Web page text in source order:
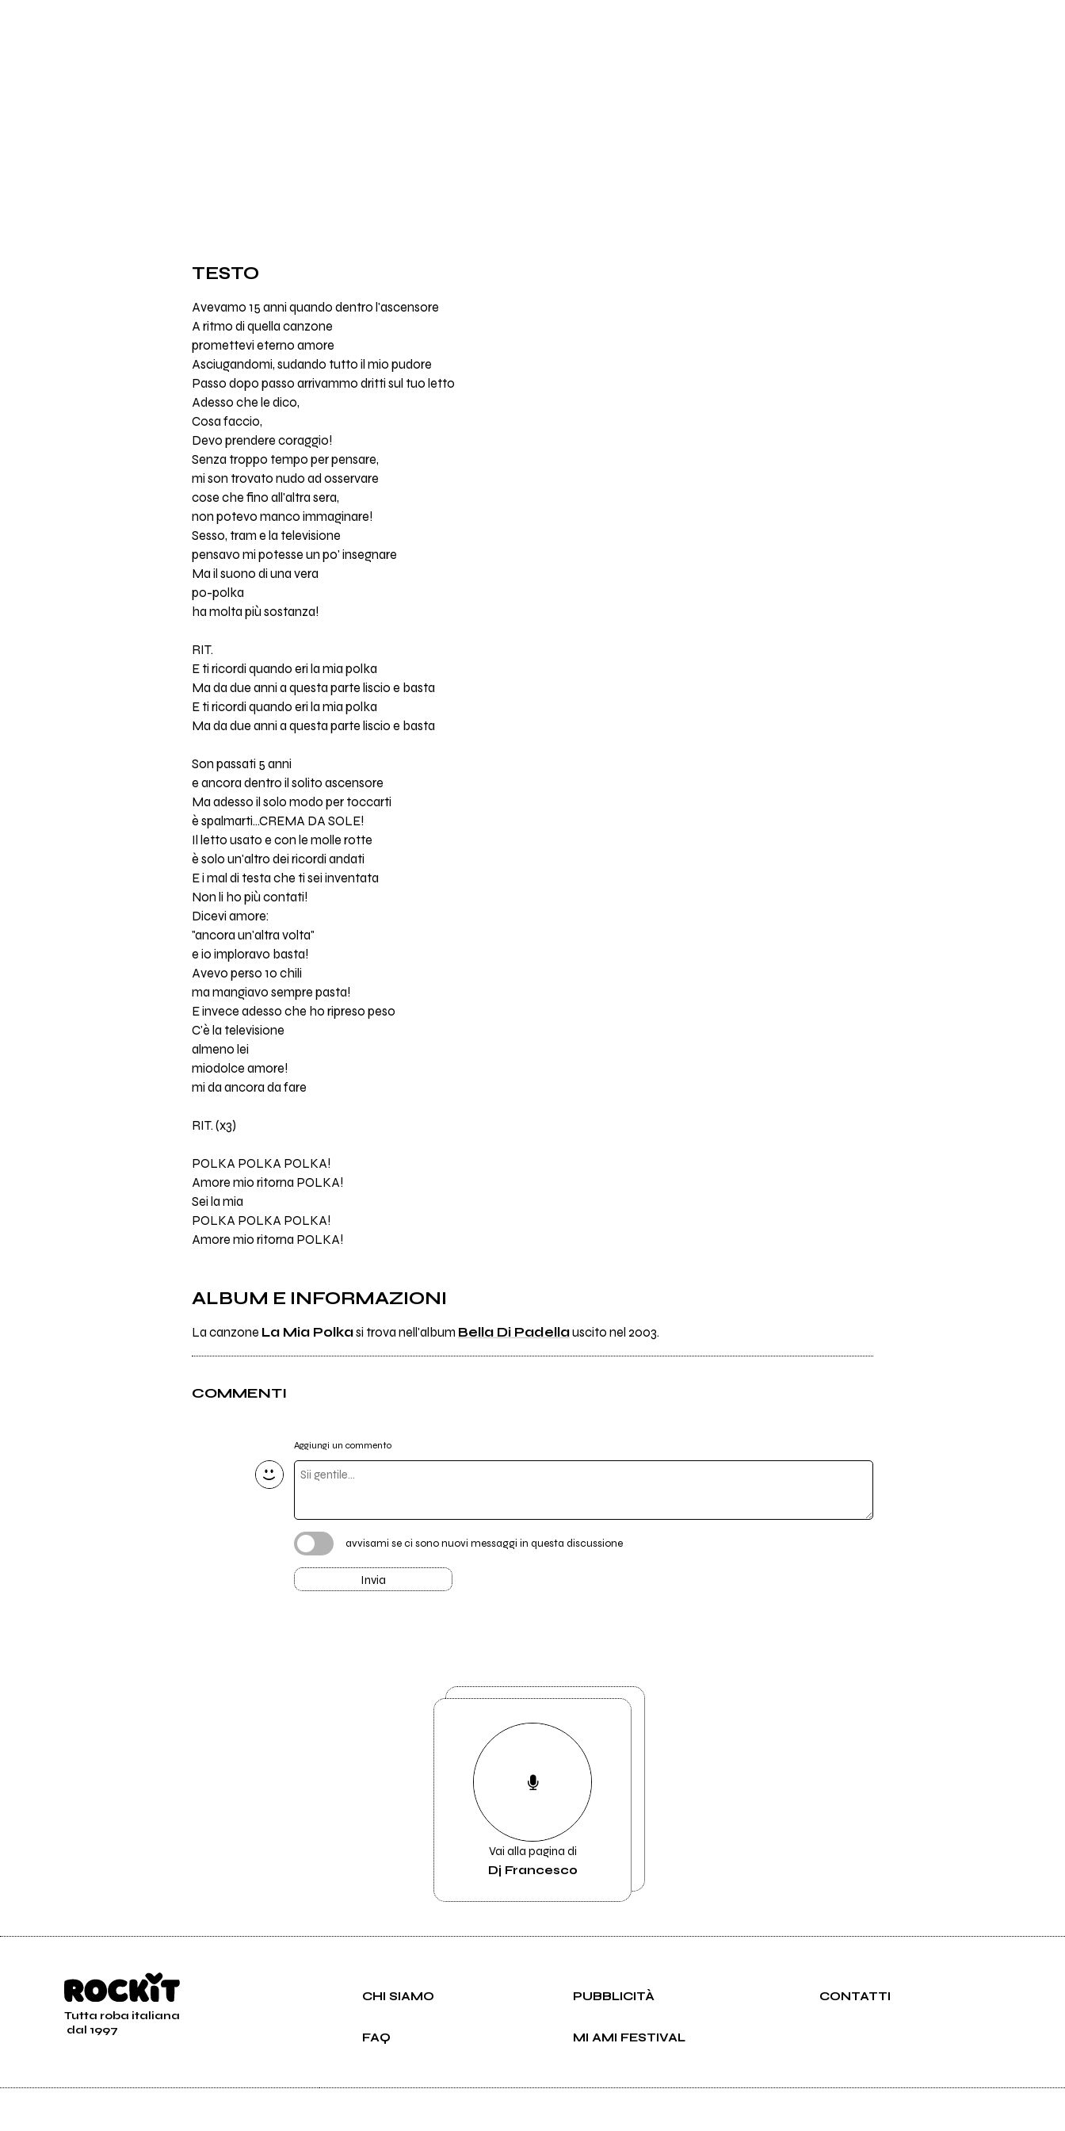
TESTO
Avevamo 15 anni quando dentro l'ascensore
A ritmo di quella canzone
promettevi eterno amore
Asciugandomi, sudando tutto il mio pudore
Passo dopo passo arrivammo dritti sul tuo letto
Adesso che le dico,
Cosa faccio,
Devo prendere coraggio!
Senza troppo tempo per pensare,
mi son trovato nudo ad osservare
cose che fino all'altra sera,
non potevo manco immaginare!
Sesso, tram e la televisione
pensavo mi potesse un po' insegnare
Ma il suono di una vera
po-polka
ha molta più sostanza!
RIT.
E ti ricordi quando eri la mia polka
Ma da due anni a questa parte liscio e basta
E ti ricordi quando eri la mia polka
Ma da due anni a questa parte liscio e basta
Son passati 5 anni
e ancora dentro il solito ascensore
Ma adesso il solo modo per toccarti
è spalmarti...CREMA DA SOLE!
Il letto usato e con le molle rotte
è solo un'altro dei ricordi andati
E i mal di testa che ti sei inventata
Non li ho più contati!
Dicevi amore:
"ancora un'altra volta"
e io imploravo basta!
Avevo perso 10 chili
ma mangiavo sempre pasta!
E invece adesso che ho ripreso peso
C'è la televisione
almeno lei
miodolce amore!
mi da ancora da fare
RIT. (x3)
POLKA POLKA POLKA!
Amore mio ritorna POLKA!
Sei la mia
POLKA POLKA POLKA!
Amore mio ritorna POLKA!
ALBUM E INFORMAZIONI
La canzone La Mia Polkasi trova nell'album Bella Di Padellauscito nel 2003.
COMMENTI
Aggiungi un commento
avvisami se ci sono nuovi messaggi in questa discussione
Invia
Vai alla pagina di
Dj Francesco
Tutta roba italiana
dal 1997
CHI SIAMO PUBBLICITÀ CONTATTI
FAQ MI AMI FESTIVAL